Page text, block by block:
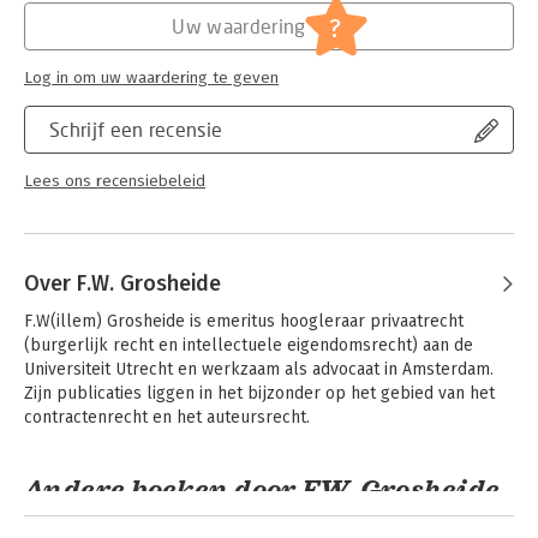
Intellectuele + Industriële eigendom
Schrijf een recensie
Lees ons recensiebeleid
Uw waardering ?
Log in om uw waardering te geven
Over F.W. Grosheide
F.W(illem) Grosheide is emeritus hoogleraar privaatrecht
(burgerlijk recht en intellectuele eigendomsrecht) aan de
Universiteit Utrecht en werkzaam als advocaat in Amsterdam.
Zijn publicaties liggen in het bijzonder op het gebied van het
contractenrecht en het auteursrecht.
Andere boeken door F.W. Grosheide